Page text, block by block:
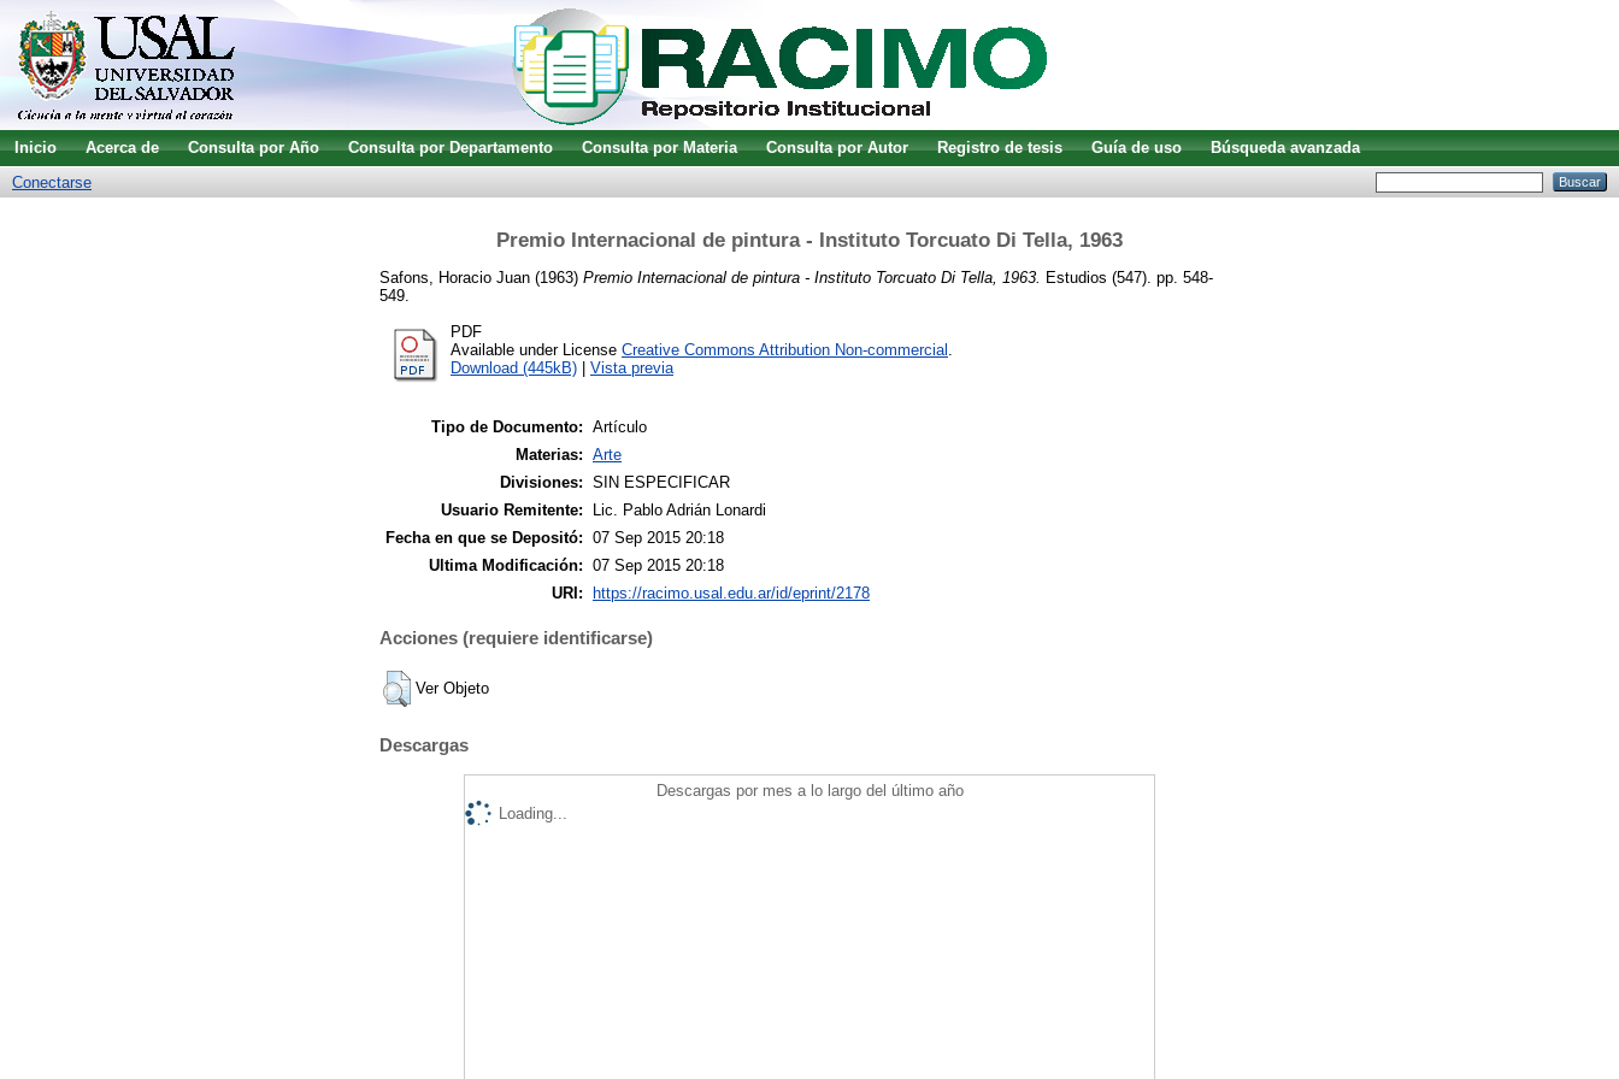
Inicio Acerca de Consulta por Año Consulta por Departamento Consulta por Materia Consulta por Autor Registro de tesis Guía de uso
Búsqueda avanzada
Conectarse
Premio Internacional de pintura - Instituto Torcuato Di Tella, 1963
Safons, Horacio Juan (1963) Premio Internacional de pintura - Instituto Torcuato Di Tella, 1963. Estudios (547). pp. 548-
549.
PDF
Available under License Creative Commons Attribution Non-commercial .
Download (445kB)
Vista previa
Tipo de Documento: Artículo
Materias: Arte
Divisiones: SIN ESPECIFICAR
Usuario Remitente:
Lic. Pablo Adrián Lonardi
Fecha en que se Depositó: 07 Sep 2015 20:18
Ultima Modificación: 07 Sep 2015 20:18
URI:
https://racimo.usal.edu.ar/id/eprint/2178
Acciones (requiere identificarse)
Ver Objeto
Descargas
Descargas por mes a lo largo del último año
Loading...